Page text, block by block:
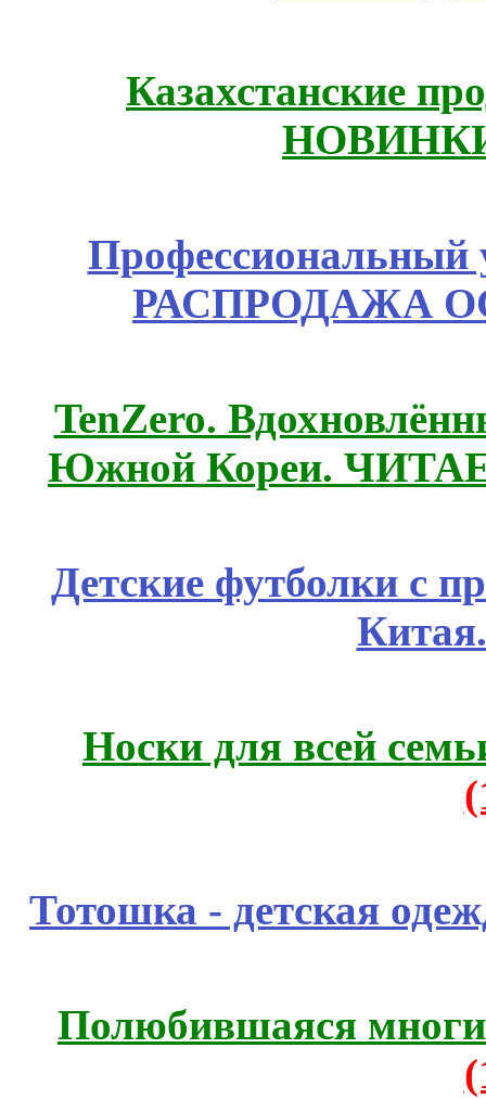
Казахстанские
Профессиональный
РАСПРОДАЖА
TenZero.
Южной Кореи.
Детские футболки с
Носки для всей
Тотошка - детская
Полюбившаяся